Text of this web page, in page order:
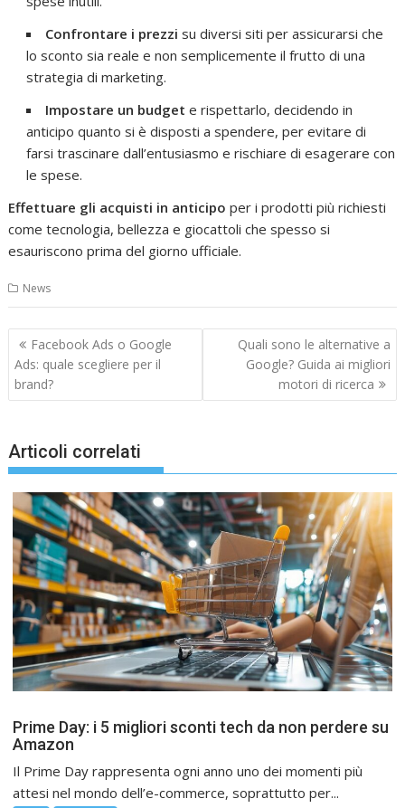
Confrontare i prezzi su diversi siti per assicurarsi che
lo sconto sia reale e non semplicemente il frutto di una
strategia di marketing.
Impostare un budget e rispettarlo, decidendo in
anticipo quanto si è disposti a spendere, per evitare di
farsi trascinare dall’entusiasmo e rischiare di esagerare con
le spese.
Effettuare gli acquisti in anticipo per i prodotti più richiesti
come tecnologia, bellezza e giocattoli che spesso si
esauriscono prima del giorno ufficiale.
News
Navigazione
articoli
Facebook Ads o Google
Ads: quale scegliere per il
brand?
Quali sono le alternative a
Google? Guida ai migliori
motori di ricerca
Articoli correlati
Prime Day: i 5 migliori sconti tech da non perdere su
Amazon
Il Prime Day rappresenta ogni anno uno dei momenti più
attesi nel mondo dell’e-commerce, soprattutto per...